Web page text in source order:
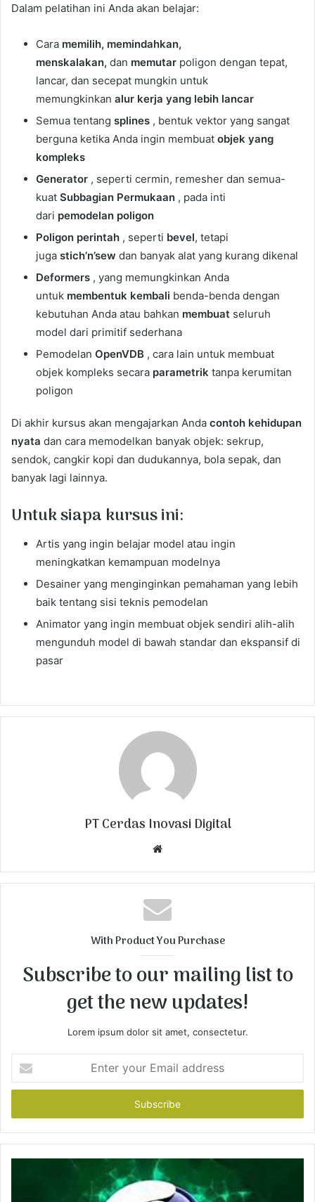
Dalam pelatihan ini Anda akan belajar:
Cara memilih, memindahkan,
menskalakan, dan memutar poligon dengan tepat,
lancar, dan secepat mungkin untuk
memungkinkan alur kerja yang lebih lancar
Semua tentang splines , bentuk vektor yang sangat
berguna ketika Anda ingin membuat objek yang
kompleks
Generator , seperti cermin, remesher dan semua-
kuat Subbagian Permukaan , pada inti
dari pemodelan poligon
Poligon perintah , seperti bevel, tetapi
juga stich’n’sew dan banyak alat yang kurang dikenal
Deformers , yang memungkinkan Anda
untuk membentuk kembali benda-benda dengan
kebutuhan Anda atau bahkan membuat seluruh
model dari primitif sederhana
Pemodelan OpenVDB , cara lain untuk membuat
objek kompleks secara parametrik tanpa kerumitan
poligon
Di akhir kursus akan mengajarkan Anda contoh kehidupan
nyata dan cara memodelkan banyak objek: sekrup,
sendok, cangkir kopi dan dudukannya, bola sepak, dan
banyak lagi lainnya.
Untuk siapa kursus ini:
Artis yang ingin belajar model atau ingin
meningkatkan kemampuan modelnya
Desainer yang menginginkan pemahaman yang lebih
baik tentang sisi teknis pemodelan
Animator yang ingin membuat objek sendiri alih-alih
mengunduh model di bawah standar dan ekspansif di
pasar
PT Cerdas Inovasi Digital
b
s
i
With Product You Purchase
Subscribe to our mailing list to
get the new updates!
Lorem ipsum dolor sit amet, consectetur.
t
r
y